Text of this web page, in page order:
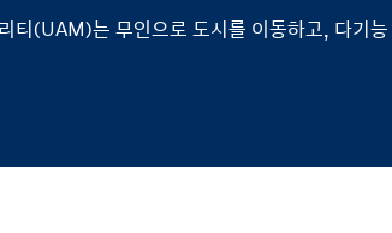
티(UAM)는 무인으로 도시를 이동하고, 다기